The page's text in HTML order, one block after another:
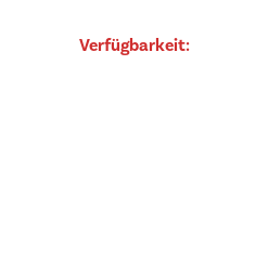
Verfügbarkeit: